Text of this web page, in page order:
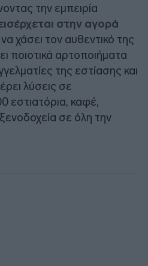
την εμπειρία
στην αγορά
χάσει τον αυθεντικό της
ποιοτικά αρτοποιήματα
της εστίασης και
λύσεις σε
εστιατόρια, καφέ,
σε όλη την